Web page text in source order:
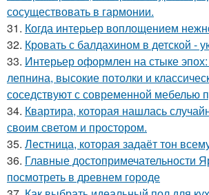
сосуществовать в гармонии.
31. Когда интерьер воплощением
32. Кровать с балдахином в детской -
33. Интерьер оформлен на стыке эпох:
лепнина, высокие потолки и
соседствуют с современной мебелью
34. Квартира, которая нашлась
своим светом и простором.
35. Лестница, которая задаёт тон
36. Главные достопримечательности
посмотреть в древнем городе